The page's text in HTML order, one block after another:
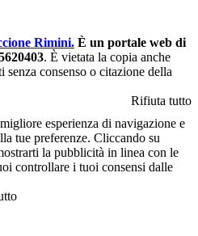
Rimini. È un portale web di
. È vietata la copia anche
consenso o citazione della
Rifiuta tutto
esperienza di navigazione e
tue preferenze. Cliccando su
la pubblicità in linea con le
controllare i tuoi consensi dalle